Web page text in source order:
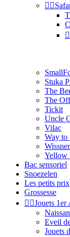
 

Stuka
The
The
Tickit
Uncle
Vilac
Way to
Wissner
Yellow
Bac sensoriel
Snoezelen
Les petits prix
Grossesse
 Jouets 1er
Eveil
Jouets